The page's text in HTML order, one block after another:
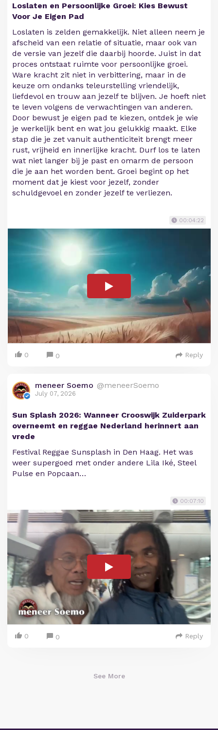
Loslaten en Persoonlijke Groei: Kies Bewust
Voor Je Eigen Pad
Loslaten is zelden gemakkelijk. Niet alleen neem je
afscheid van een relatie of situatie, maar ook van
de versie van jezelf die daarbij hoorde. Juist in dat
proces ontstaat ruimte voor persoonlijke groei.
Ware kracht zit niet in verbittering, maar in de
keuze om ondanks teleurstelling vriendelijk,
liefdevol en trouw aan jezelf te blijven. Je hoeft niet
te leven volgens de verwachtingen van anderen.
Door bewust je eigen pad te kiezen, ontdek je wie
je werkelijk bent en wat jou gelukkig maakt. Elke
stap die je zet vanuit authenticiteit brengt meer
rust, vrijheid en innerlijke kracht. Durf los te laten
wat niet langer bij je past en omarm de persoon
die je aan het worden bent. Groei begint op het
moment dat je kiest voor jezelf, zonder
schuldgevoel en zonder jezelf te verliezen.
00:04:22
0 0 Reply
meneer Soemo @meneerSoemo
July 07, 2026
Sun Splash 2026: Wanneer Crooswijk Zuiderpark
overneemt en reggae Nederland herinnert aan
vrede
Festival Reggae Sunsplash in Den Haag. Het was
weer supergoed met onder andere Lila Iké, Steel
Pulse en Popcaan…
00:07:10
0 0 Reply
See More